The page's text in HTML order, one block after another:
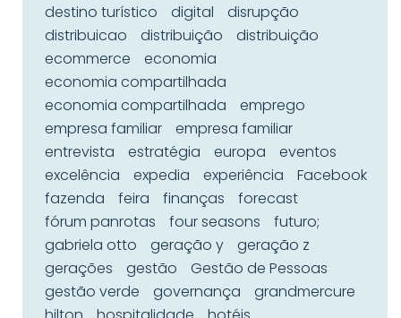
destino turístico
digital
disrupção
distribuicao
distribuição
distribuição
ecommerce
economia
economia compartilhada
economia compartilhada
emprego
empresa familiar
empresa familiar
entrevista
estratégia europa
eventos
excelência
expedia experiência
Facebook
fazenda
feira finanças
forecast
fórum panrotas
four seasons
futuro;
gabriela otto
geração y
geração z
gerações
gestão
Gestão de Pessoas
gestão verde
governança
grandmercure